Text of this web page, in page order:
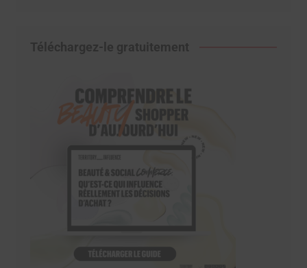
Téléchargez-le gratuitement